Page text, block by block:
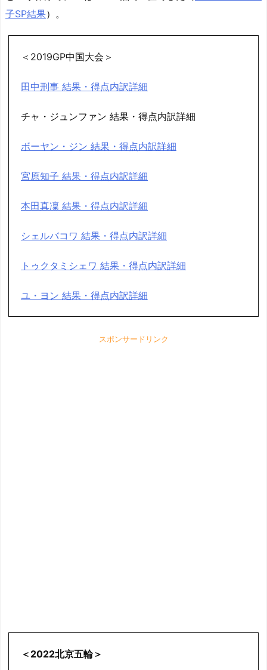
子SP結果）。
＜2019GP中国大会＞
田中刑事 結果・得点内訳詳細
チャ・ジュンファン 結果・得点内訳詳細
ボーヤン・ジン 結果・得点内訳詳細
宮原知子 結果・得点内訳詳細
本田真凜 結果・得点内訳詳細
シェルバコワ 結果・得点内訳詳細
トゥクタミシェワ 結果・得点内訳詳細
ユ・ヨン 結果・得点内訳詳細
スポンサードリンク
＜2022北京五輪＞